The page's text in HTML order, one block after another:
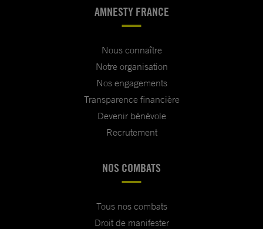
AMNESTY FRANCE
Nous connaître
Notre organisation
Nos engagements
Transparence financière
Devenir bénévole
Recrutement
NOS COMBATS
Tous nos combats
Droit de manifester